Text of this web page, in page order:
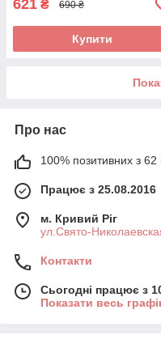
621 ₴ 690 ₴
Купити
Про нас
100% позитивних з 62
Працює з 25.08.2016
м. Кривий Ріг
ул.Свято-
Контакти
Сьогодні працює з
Показати весь